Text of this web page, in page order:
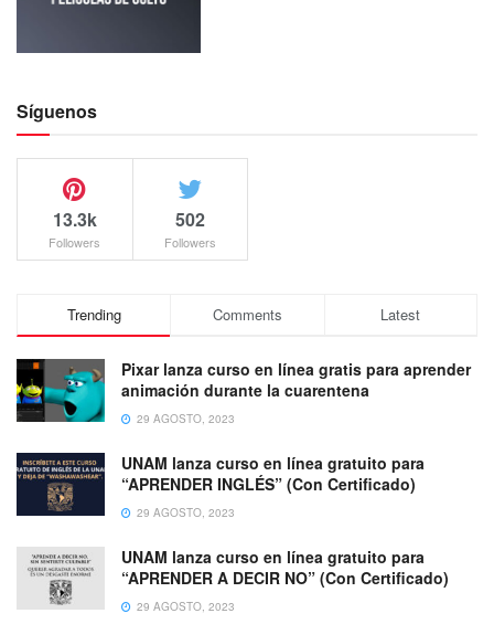
Síguenos
13.3k
Followers
502
Followers
Trending Comments Latest
Pixar lanza curso en línea gratis para aprender
animación durante la cuarentena
29 AGOSTO, 2023
UNAM lanza curso en línea gratuito para
“APRENDER INGLÉS” (Con Certificado)
29 AGOSTO, 2023
UNAM lanza curso en línea gratuito para
“APRENDER A DECIR NO” (Con Certificado)
29 AGOSTO, 2023